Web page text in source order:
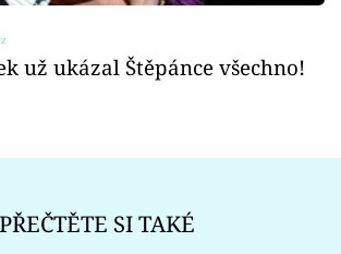
už ukázal Štěpánce všechno!
PŘEČTĚTE SI TAKÉ